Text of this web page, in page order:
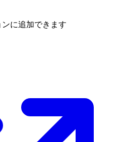
に追加できます